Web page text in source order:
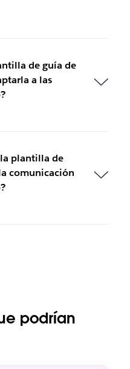
de guía de
a las
plantilla de
comunicación
podrían